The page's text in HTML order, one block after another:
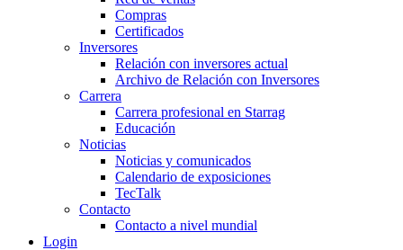
Compras
Certificados
Inversores
Relación con inversores actual
Archivo de Relación con Inversores
Carrera
Carrera profesional en Starrag
Educación
Noticias
Noticias y comunicados
Calendario de exposiciones
TecTalk
Contacto
Contacto a nivel mundial
Login